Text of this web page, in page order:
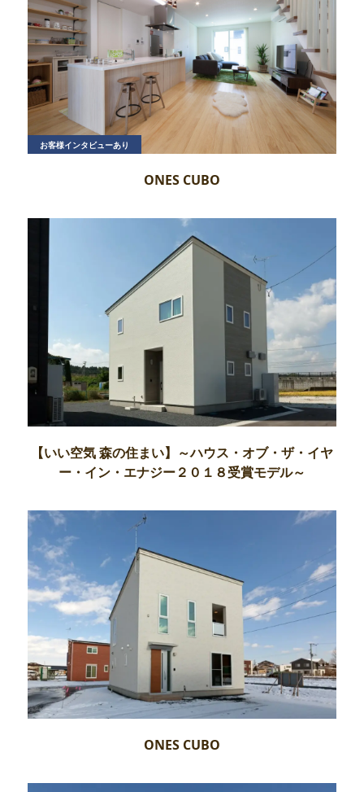
お客様インタビューあり
ONES CUBO
【いい空気 森の住まい】～ハウス・オブ・ザ・イヤ
ー・イン・エナジー２０１８受賞モデル～
ONES CUBO